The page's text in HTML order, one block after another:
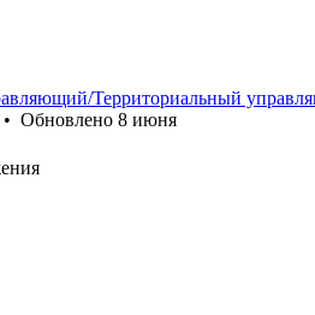
Территориальный
• Обновлено 8 июня